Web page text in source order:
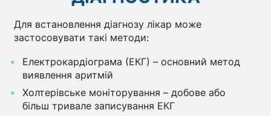
Для встановлення діагнозу лікар може
застосовувати такі методи:
Електрокардіограма (ЕКГ) – основний метод
виявлення аритмій
Холтерівське моніторування – добове або
більш тривале записування ЕКГ